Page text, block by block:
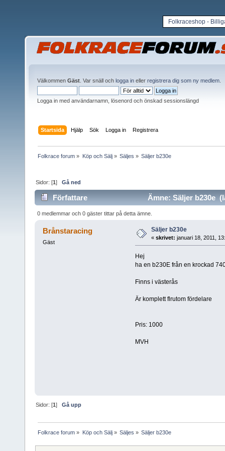
Folkraceshop -
Välkommen Gäst . Var snäll och logga in eller registrera dig som ny medlem
Logga in med användarnamn, lösenord och önskad sessionslängd
Startsida Hjälp Sök Logga in Registrera
Folkrace forum » Köp och Sälj» Säljes » Säljer b230e
Sidor: [1]Gå ned
Författare Ämne: Säljer b230e
0 medlemmar och 0 gäster tittar på detta ämne.
Brånstaracing
Gäst
Säljer b230e
« skrivet: januari 18, 2011,
Hej
ha en b230E från en krockad
Finns i västerås
Är komplett flrutom fördelare
Pris: 1000
MVH
Sidor: [1]Gå upp
Folkrace forum » Köp och Sälj» Säljes » Säljer b230e